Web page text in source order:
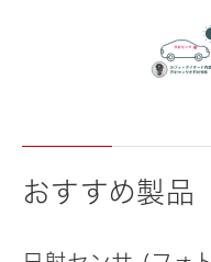
おすすめ製品